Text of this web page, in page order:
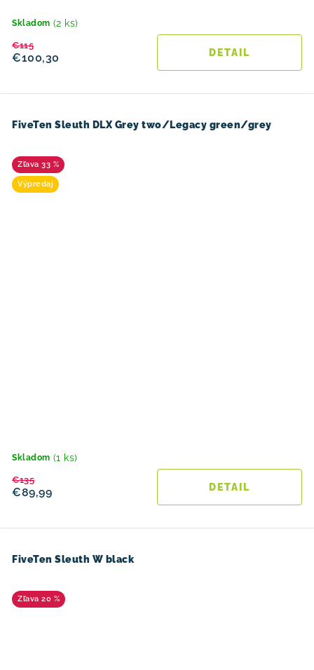
Skladom (2 ks)
€100,30
€115
DETAIL
FiveTen Sleuth DLX Grey two/Legacy green/grey
33 %
Výpredaj
Skladom (1 ks)
€89,99
€135
DETAIL
FiveTen Sleuth W black
20 %